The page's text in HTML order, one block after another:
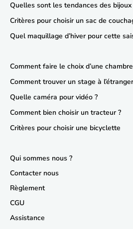
Quelles sont les tendances des bijoux
Critères pour choisir un sac de
Quel maquillage d’hiver pour cette
Comment faire le choix d’une
Comment trouver un stage à
Quelle caméra pour vidéo ?
Comment bien choisir un tracteur ?
Critères pour choisir une bicyclette
Qui sommes nous ?
Contacter nous
Règlement
CGU
Assistance